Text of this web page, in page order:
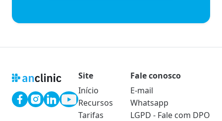
Site
Início
Recursos
Tarifas
Fale conosco
E-mail
Whatsapp
LGPD - Fale com DPO